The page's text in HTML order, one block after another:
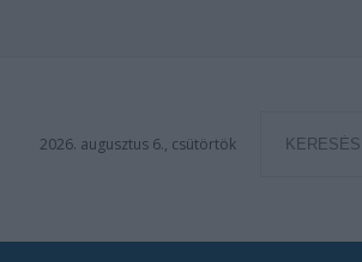
2026. augusztus 6., csütörtök